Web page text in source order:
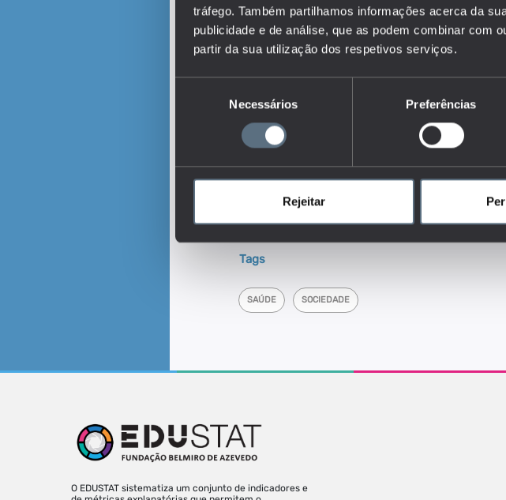
tráfego. Também partilhamos informações acerca da
publicidade e de análise, que as podem combinar com
partir da sua utilização dos respetivos serviços.
consentimento
Necessários Preferências
Rejeitar
Descrição:
O indicador representa a percentagem da população,
Em que medida a saúde, o bem-estar e o estilo de
educação?
Tags
SAÚDE SOCIEDADE
O EDUSTAT sistematiza um conjunto de indicadores e